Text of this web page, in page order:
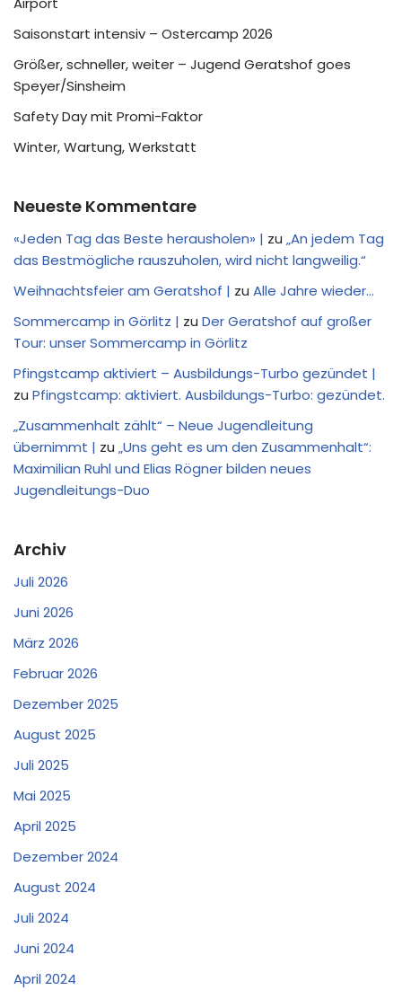
Saisonstart intensiv – Ostercamp 2026
Größer, schneller, weiter – Jugend Geratshof goes
Speyer/Sinsheim
Safety Day mit Promi-Faktor
Winter, Wartung, Werkstatt
Neueste Kommentare
«Jeden Tag das Beste herausholen» | zu „An jedem Tag
das Bestmögliche rauszuholen, wird nicht langweilig.“
Weihnachtsfeier am Geratshof | zu Alle Jahre wieder…
Sommercamp in Görlitz | zu Der Geratshof auf großer
Tour: unser Sommercamp in Görlitz
Pfingstcamp aktiviert – Ausbildungs-Turbo gezündet |
zu Pfingstcamp: aktiviert. Ausbildungs-Turbo: gezündet.
„Zusammenhalt zählt“ – Neue Jugendleitung
übernimmt | zu „Uns geht es um den Zusammenhalt“:
Maximilian Ruhl und Elias Rögner bilden neues
Jugendleitungs-Duo
Archiv
Juli 2026
Juni 2026
März 2026
Februar 2026
Dezember 2025
August 2025
Juli 2025
Mai 2025
April 2025
Dezember 2024
August 2024
Juli 2024
Juni 2024
April 2024